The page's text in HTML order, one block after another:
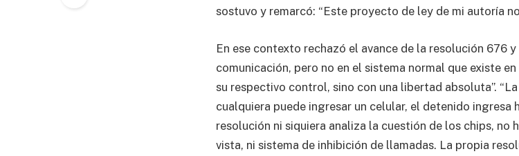
sostuvo y remarcó: “Este proyecto de ley de mi autoría
En ese contexto rechazó el avance de la resolución 676
comunicación, pero no en el sistema normal que existe
su respectivo control, sino con una libertad absoluta”.
cualquiera puede ingresar un celular, el detenido ingresa
resolución ni siquiera analiza la cuestión de los chips, no
vista, ni sistema de inhibición de llamadas. La propia